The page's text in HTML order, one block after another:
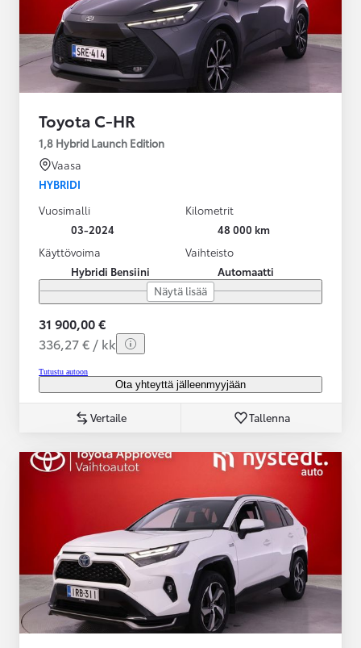
Toyota C-HR
1,8 Hybrid Launch Edition
Vaasa
HYBRIDI
Vuosimalli
03-2024
Kilometrit
48 000 km
Käyttövoima
Hybridi Bensiini
Vaihteisto
Automaatti
Näytä lisää
31 900,00 €
336,27 € / kk
Tutustu autoon
Ota yhteyttä jälleenmyyjään
Vertaile Tallenna